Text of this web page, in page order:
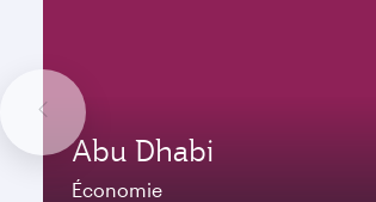
Abu Dhabi
Économie